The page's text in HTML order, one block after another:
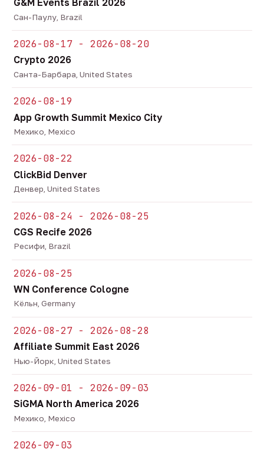
G&M Events Brazil 2026
Сан-Паулу, Brazil
2026-08-17 - 2026-08-20
Crypto 2026
Санта-Барбара, United States
2026-08-19
App Growth Summit Mexico City
Мехико, Mexico
2026-08-22
ClickBid Denver
Денвер, United States
2026-08-24 - 2026-08-25
CGS Recife 2026
Ресифи, Brazil
2026-08-25
WN Conference Cologne
Кёльн, Germany
2026-08-27 - 2026-08-28
Affiliate Summit East 2026
Нью-Йорк, United States
2026-09-01 - 2026-09-03
SiGMA North America 2026
Мехико, Mexico
2026-09-03